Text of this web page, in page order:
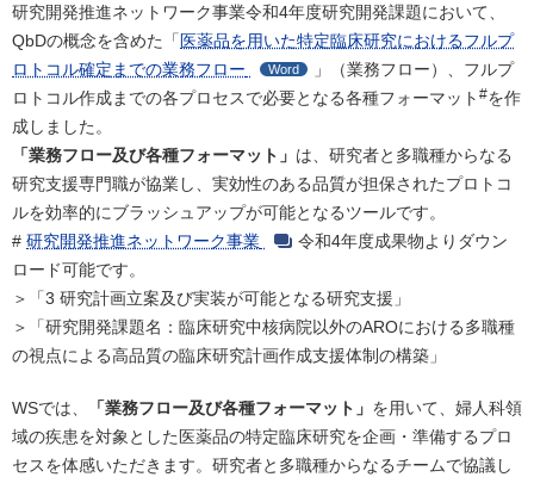
研究開発推進ネットワーク事業令和4年度研究開発課題において、
QbDの概念を含めた「 医薬品を用いた特定臨床研究におけるフルプ
ロトコル確定までの業務フロー
Word
」（業務フロー）、フルプ
ロトコル作成までの各プロセスで必要となる各種フォーマット #を作
成しました。
「業務フロー及び各種フォーマット」 は、研究者と多職種からなる
研究支援専門職が協業し、実効性のある品質が担保されたプロトコ
ルを効率的にブラッシュアップが可能となるツールです。
# 研究開発推進ネットワーク事業
令和4年度成果物よりダウン
ロード可能です。
＞「3 研究計画立案及び実装が可能となる研究支援」
＞「研究開発課題名：臨床研究中核病院以外のAROにおける多職種
の視点による高品質の臨床研究計画作成支援体制の構築」
WSでは、 「業務フロー及び各種フォーマット」 を用いて、婦人科領
域の疾患を対象とした医薬品の特定臨床研究を企画・準備するプロ
セスを体感いただきます。研究者と多職種からなるチームで協議し